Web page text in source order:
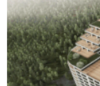
ոչխարների հետ